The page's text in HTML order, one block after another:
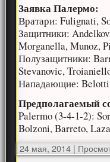
Заявка Палермо:
Вратари: Fulignati,
Защитники:
Morganella, Munoz,
Полузащитники:
Stevanovic,
Нападающие:
Предполагаемый
Palermo (3-4-1-2):
Bolzoni, Barreto,
24 мая, 2014 |